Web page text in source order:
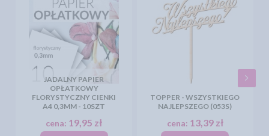
JADALNY PAPIER
OPŁATKOWY
FLORYSTYCZNY CIENKI
A4 0,3MM - 10SZT
cena: 19,95 zł
TOPPER - WSZYSTKIEGO
NAJLEPSZEGO (053S)
cena: 13,39 zł